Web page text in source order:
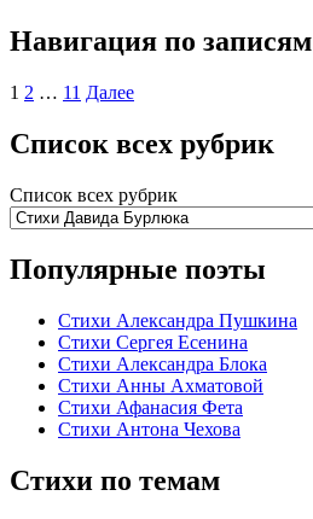
Навигация по записям
1 2 … 11 Далее
Список всех рубрик
Список всех рубрик
Популярные поэты
Стихи Александра Пушкина
Стихи Сергея Есенина
Стихи Александра Блока
Стихи Анны Ахматовой
Стихи Афанасия Фета
Стихи Антона Чехова
Стихи по темам